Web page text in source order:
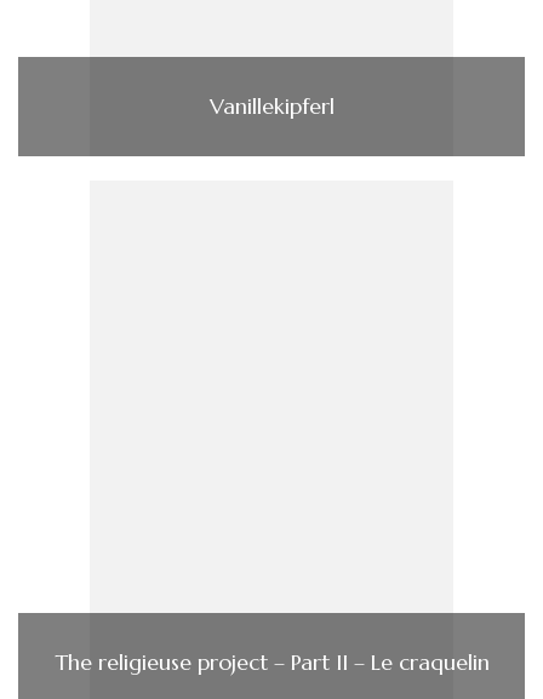
Vanillekipferl
The religieuse project – Part II – Le craquelin